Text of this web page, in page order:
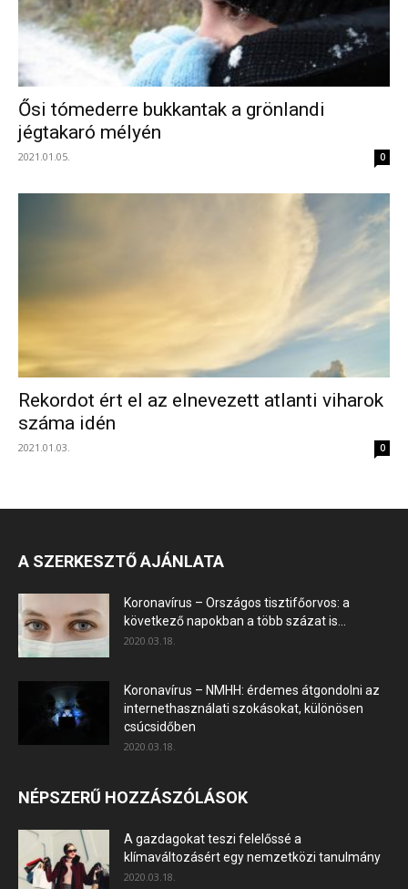
Ősi tómederre bukkantak a grönlandi
jégtakaró mélyén
2021.01.05. 0
Rekordot ért el az elnevezett atlanti viharok
száma idén
2021.01.03. 0
A SZERKESZTŐ AJÁNLATA
Koronavírus – Országos tisztifőorvos: a
következő napokban a több százat is...
2020.03.18.
Koronavírus – NMHH: érdemes átgondolni az
internethasználati szokásokat, különösen
csúcsidőben
2020.03.18.
NÉPSZERŰ HOZZÁSZÓLÁSOK
A gazdagokat teszi felelőssé a
klímaváltozásért egy nemzetközi tanulmány
2020.03.18.